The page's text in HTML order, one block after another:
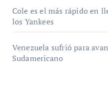
Cole es el más rápido en
los Yankees
Venezuela sufrió para
Sudamericano